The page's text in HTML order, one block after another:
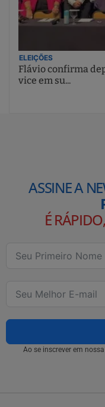
ELEIÇÕES
Flávio confirma
vice em su...
ASSINE A
É
Ao se inscrever em